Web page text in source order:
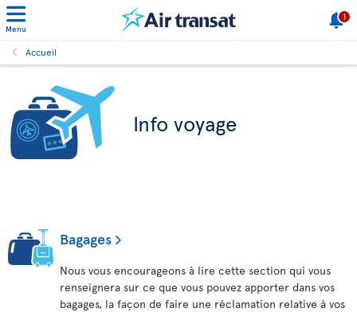
Menu
1
Accueil
Info voyage
Bagages
Nous vous encourageons à lire cette section qui vous
renseignera sur ce que vous pouvez apporter dans vos
bagages, la façon de faire une réclamation relative à vos